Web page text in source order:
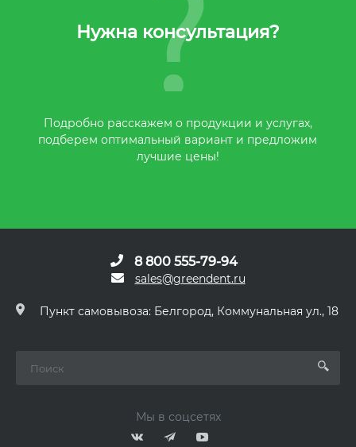
Нужна консультация?
Подробно расскажем о продукции и услугах,
подберем оптимальный вариант и предложим
лучшие цены!
8 800 555-79-94
sales@greendent.ru
Пункт самовывоза: Белгород, Коммунальная ул., 18
Мы в соцсетях